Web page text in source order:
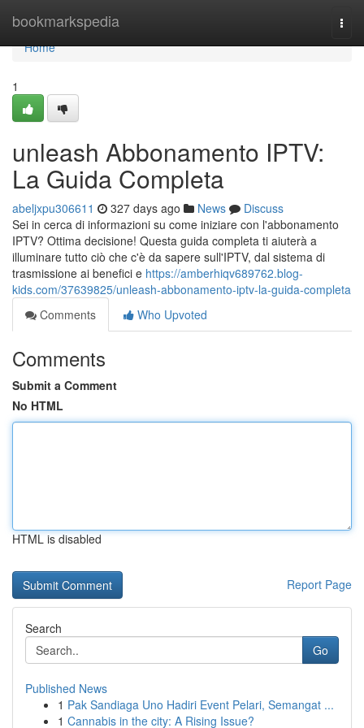
bookmarkspedia
Home
Home
1
unleash Abbonamento IPTV:
La Guida Completa
abeljxpu306611 327 days ago News
Discuss
Sei in cerca di informazioni su come iniziare con l'abbonamento
IPTV? Ottima decisione! Questa guida completa ti aiuterà a
illuminare tutto ciò che c'è da sapere sull'IPTV, dal sistema di
trasmissione ai benefici e https://amberhiqv689762.blog-
kids.com/37639825/unleash-abbonamento-iptv-la-guida-completa
Comments
Who Upvoted
Comments
Submit a Comment
No HTML
HTML is disabled
Report Page
Search
Go
Published News
1 Pak Sandiaga Uno Hadiri Event Pelari, Semangat ...
1 Cannabis in the city: A Rising Issue?